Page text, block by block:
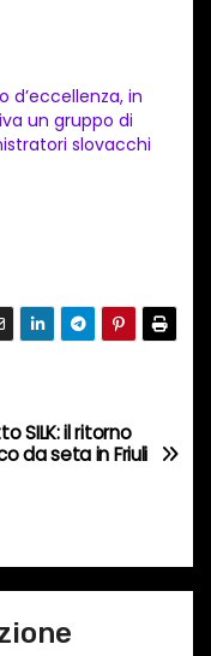
d’eccellenza, in
un gruppo di
slovacchi
SILK: il ritorno
da seta in Friuli